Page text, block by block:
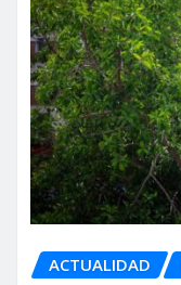
ACTUALIDAD